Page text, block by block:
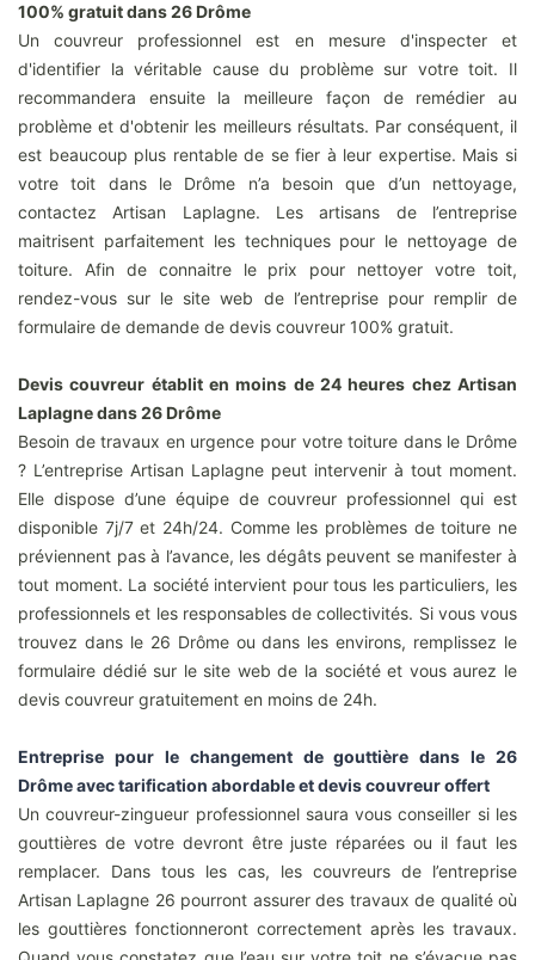
100% gratuit dans 26 Drôme
Un couvreur professionnel est en mesure d'inspecter et
d'identifier la véritable cause du problème sur votre toit. Il
recommandera ensuite la meilleure façon de remédier au
problème et d'obtenir les meilleurs résultats. Par conséquent, il
est beaucoup plus rentable de se fier à leur expertise. Mais si
votre toit dans le Drôme n’a besoin que d’un nettoyage,
contactez Artisan Laplagne. Les artisans de l’entreprise
maitrisent parfaitement les techniques pour le nettoyage de
toiture. Afin de connaitre le prix pour nettoyer votre toit,
rendez-vous sur le site web de l’entreprise pour remplir de
formulaire de demande de devis couvreur 100% gratuit.
Devis couvreur établit en moins de 24 heures chez Artisan
Laplagne dans 26 Drôme
Besoin de travaux en urgence pour votre toiture dans le Drôme
? L’entreprise Artisan Laplagne peut intervenir à tout moment.
Elle dispose d’une équipe de couvreur professionnel qui est
disponible 7j/7 et 24h/24. Comme les problèmes de toiture ne
préviennent pas à l’avance, les dégâts peuvent se manifester à
tout moment. La société intervient pour tous les particuliers, les
professionnels et les responsables de collectivités. Si vous vous
trouvez dans le 26 Drôme ou dans les environs, remplissez le
formulaire dédié sur le site web de la société et vous aurez le
devis couvreur gratuitement en moins de 24h.
Entreprise pour le changement de gouttière dans le 26
Drôme avec tarification abordable et devis couvreur offert
Un couvreur-zingueur professionnel saura vous conseiller si les
gouttières de votre devront être juste réparées ou il faut les
remplacer. Dans tous les cas, les couvreurs de l’entreprise
Artisan Laplagne 26 pourront assurer des travaux de qualité où
les gouttières fonctionneront correctement après les travaux.